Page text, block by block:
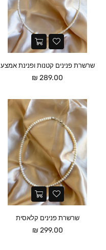
שרשרת פנינים קטנות ופנינת אמצע
מחיר
289.00 ₪
שרשרת פנינים קלאסית
מחיר
299.00 ₪